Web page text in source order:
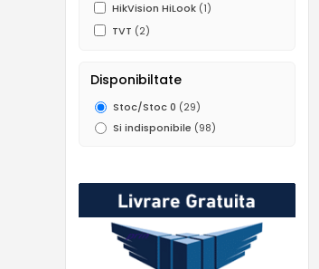
HikVision HiLook (1)
TVT (2)
Disponibiltate
Stoc/Stoc 0 (29)
Si indisponibile (98)